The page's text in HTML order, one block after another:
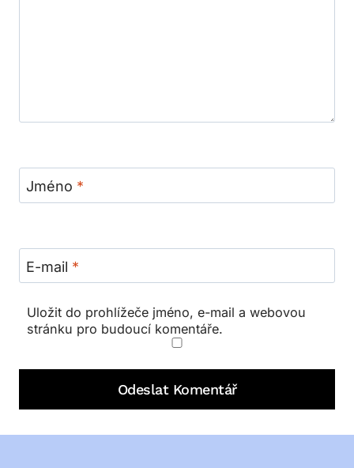
Jméno *
E-mail *
Uložit do prohlížeče jméno, e-mail a webovou
stránku pro budoucí komentáře.